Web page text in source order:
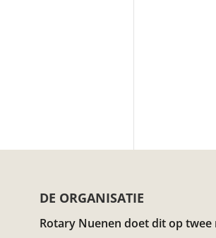
DE ORGANISATIE
Rotary Nuenen doet dit op twee